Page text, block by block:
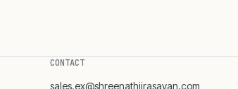
CONTACT
sales.ex@shreenathjirasayan.com